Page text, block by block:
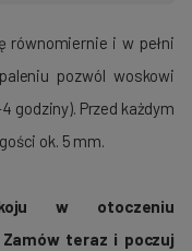
równomiernie i w pełni
pozwól woskowi
godziny). Przed każdym
ok. 5 mm.
w otoczeniu
teraz i poczuj